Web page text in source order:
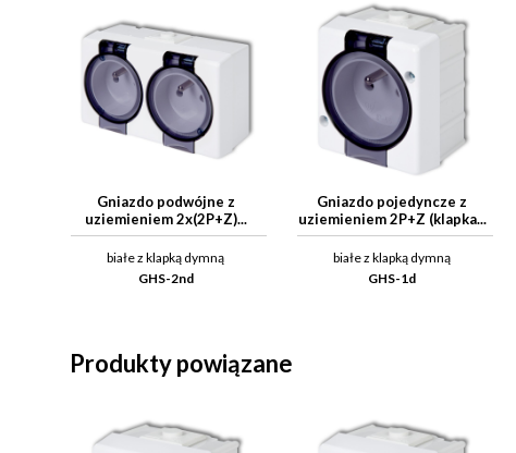
Gniazdo podwójne z
uziemieniem 2x(2P+Z)...
białe z klapką dymną
GHS-2nd
Gniazdo pojedyncze z
uziemieniem 2P+Z (klapka...
białe z klapką dymną
GHS-1d
Produkty powiązane